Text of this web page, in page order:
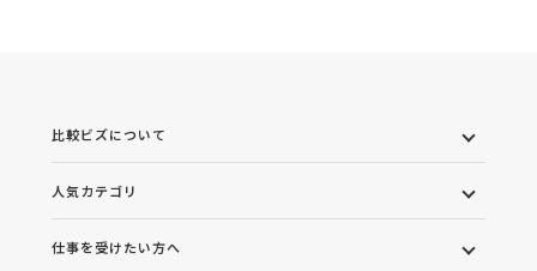
比較ビズについて
人気カテゴリ
仕事を受けたい方へ